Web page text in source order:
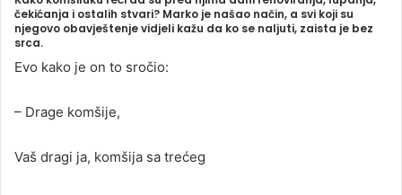
čekićanja i ostalih stvari? Marko je našao način, a svi koji su
njegovo obavještenje vidjeli kažu da ko se naljuti, zaista je bez
srca.
Evo kako je on to sročio:
– Drage komšije,
Vaš dragi ja, komšija sa trećeg